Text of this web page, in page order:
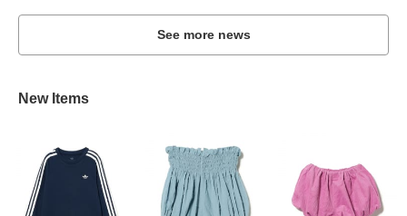
See more news
New Items